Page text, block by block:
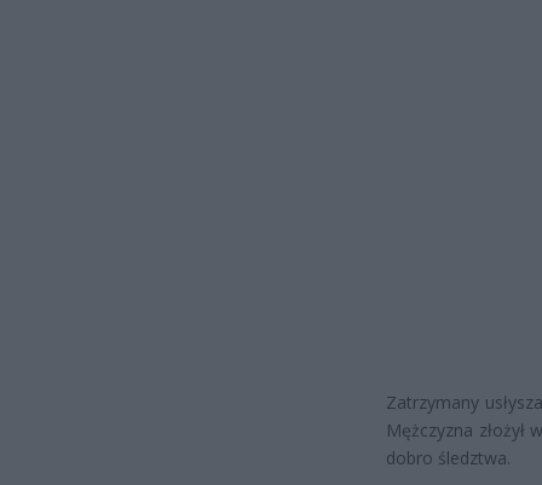
Zatrzymany
Mężczyzna
dobro śledztwa.